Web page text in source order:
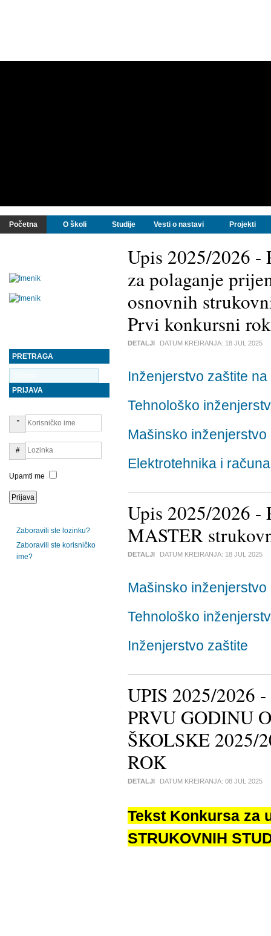
Početna O školi Studije Vesti o nastavi Projekti
Upis 2025/2026 -
za polaganje
osnovnih
Prvi konkursni rok
DETALJI DATUM KREIRANJA: 18 JUL 2025
Inženjerstvo zaštite na
Tehnološko
Mašinsko inženjerstvo
Elektrotehnika i
Upis 2025/2026 -
MASTER
DETALJI DATUM KREIRANJA: 18 JUL 2025
Mašinsko inženjerstvo
Tehnološko
Inženjerstvo zaštite
UPIS 2025/2026
PRVU GODINU
ŠKOLSKE 2025/
ROK
DETALJI DATUM KREIRANJA: 08 JUL 2025
Tekst Konkursa za
STRUKOVNIH
PRETRAGA
PRIJAVA
Upamti me
Zaboravili ste lozinku?
Zaboravili ste korisničko
ime?